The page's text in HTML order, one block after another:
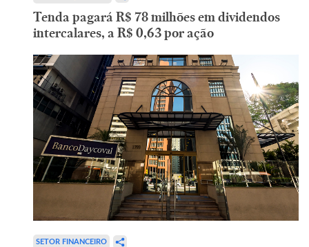
Tenda pagará R$ 78 milhões em dividendos
intercalares, a R$ 0,63 por ação
SETOR FINANCEIRO